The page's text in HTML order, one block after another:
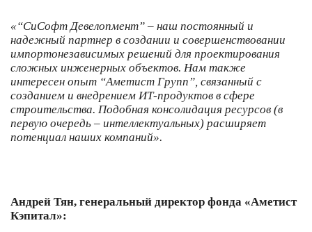
«“СиСофт Девелопмент” – наш постоянный и
надежный партнер в создании и совершенствовании
импортонезависимых решений для проектирования
сложных инженерных объектов. Нам также
интересен опыт “Аметист Групп”, связанный с
созданием и внедрением ИТ-продуктов в сфере
строительства. Подобная консолидация ресурсов (в
первую очередь – интеллектуальных) расширяет
потенциал наших компаний».
Андрей Тян, генеральный директор фонда «Аметист
Кэпитал»: